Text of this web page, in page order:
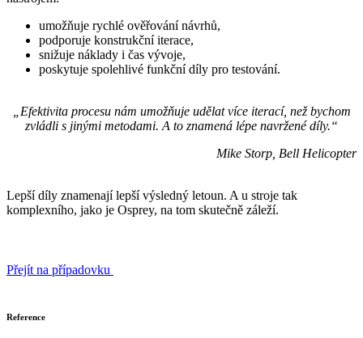
umožňuje rychlé ověřování návrhů,
podporuje konstrukční iterace,
snižuje náklady i čas vývoje,
poskytuje spolehlivé funkční díly pro testování.
„Efektivita procesu nám umožňuje udělat více iterací, než bychom
zvládli s jinými metodami. A to znamená lépe navržené díly.“
Mike Storp, Bell Helicopter
Lepší díly znamenají lepší výsledný letoun. A u stroje tak
komplexního, jako je Osprey, na tom skutečně záleží.
Přejít na případovku
Reference